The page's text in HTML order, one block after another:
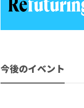
今後のイベント